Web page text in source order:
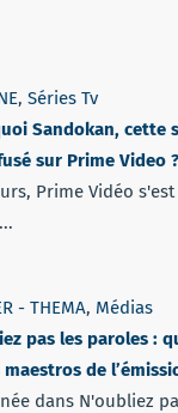
, Séries Tv
Sandokan, cette
sur Prime Video ?
Prime Vidéo
- THEMA, Médias
pas les paroles :
de
dans N'oubliez